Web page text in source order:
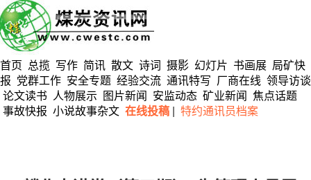
首页 总揽 写作 简讯 散文 诗词 摄影 幻灯片 书画展 局矿快
报 党群工作 安全专题 经验交流 通讯特写 厂商在线 领导访谈
论文读书
人物展示 图片新闻 安监动态 矿业新闻
焦点话题
事故快报 小说故事杂文 在线投稿 特约通讯员档案